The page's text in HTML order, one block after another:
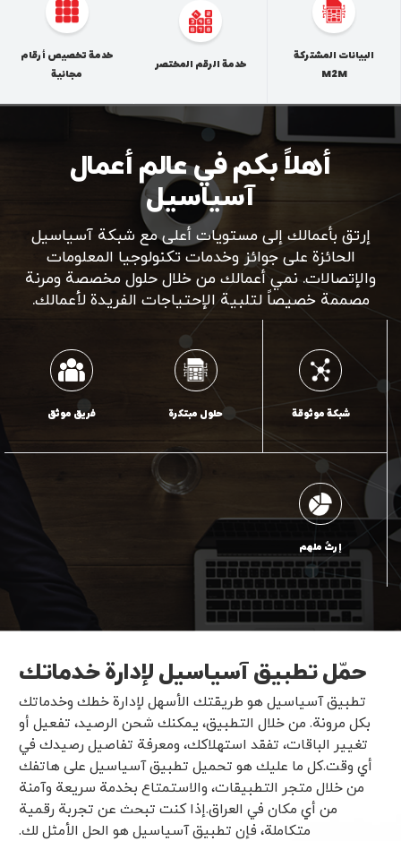
البيانات المشتركة
M2M
خدمة الرقم المختصر
خدمة تخصيص أرقام
مجانية
أهلاً بکم في عالم أعمال
آسیاسیل
إرتق بأعمالك إلى مستویات أعلی مع شبكة آسياسيل
الحائزة على جوائز وخدمات تكنولوجيا المعلومات
والإتصالات. نمي أعمالك من خلال حلول مخصصة ومرنة
مصممة خصیصاً لتلبية الإحتياجات الفريدة لأعمالك.
شبكة موثوقة حلول مبتكرة فريق موثق
إرثٌ ملهم
حمّل تطبيق آسياسيل لإدارة خدماتك
تطبيق آسياسيل هو طريقتك الأسهل لإدارة خطك وخدماتك
بكل مرونة. من خلال التطبيق، يمكنك شحن الرصيد، تفعيل أو
تغيير الباقات، تفقد استهلاكك، ومعرفة تفاصيل رصيدك في
أي وقت.كل ما عليك هو تحميل تطبيق آسياسيل على هاتفك
من خلال متجر التطبيقات، والاستمتاع بخدمة سريعة وآمنة
من أي مكان في العراق.إذا كنت تبحث عن تجربة رقمية
متكاملة، فإن تطبيق آسياسيل هو الحل الأمثل لك.